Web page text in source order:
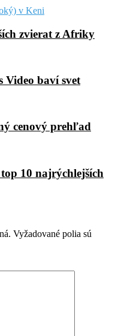
zvierat z Afriky
Video baví svet
cenový prehľad
10 najrýchlejších
Vyžadované polia sú